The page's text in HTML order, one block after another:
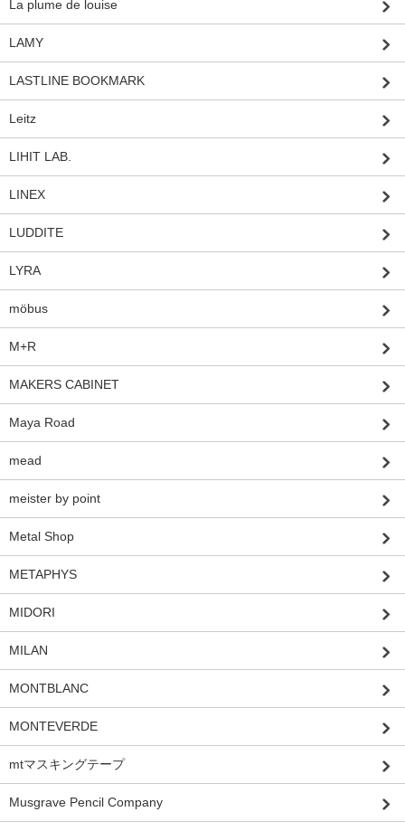
La plume de louise
LAMY
LASTLINE BOOKMARK
Leitz
LIHIT LAB.
LINEX
LUDDITE
LYRA
möbus
M+R
MAKERS CABINET
Maya Road
mead
meister by point
Metal Shop
METAPHYS
MIDORI
MILAN
MONTBLANC
MONTEVERDE
mtマスキングテープ
Musgrave Pencil Company